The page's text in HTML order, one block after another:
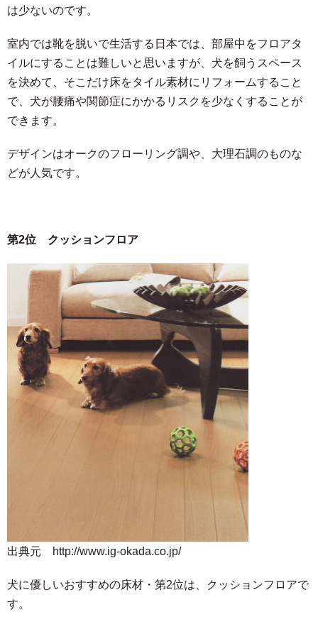
は少ないのです。
室内では靴を脱いで生活する日本では、部屋中をフロアタ
イルにすることは難しいと思いますが、犬を飼うスペース
を決めて、そこだけ床をタイル素材にリフォームすること
で、犬が腰痛や関節症にかかるリスクを少なくすることが
できます。
デザインはオークのフローリング調や、大理石調のものな
どが人気です。
第2位 クッションフロア
出典元 http://www.ig-okada.co.jp/
犬に優しいおすすめの床材・第2位は、クッションフロアで
す。